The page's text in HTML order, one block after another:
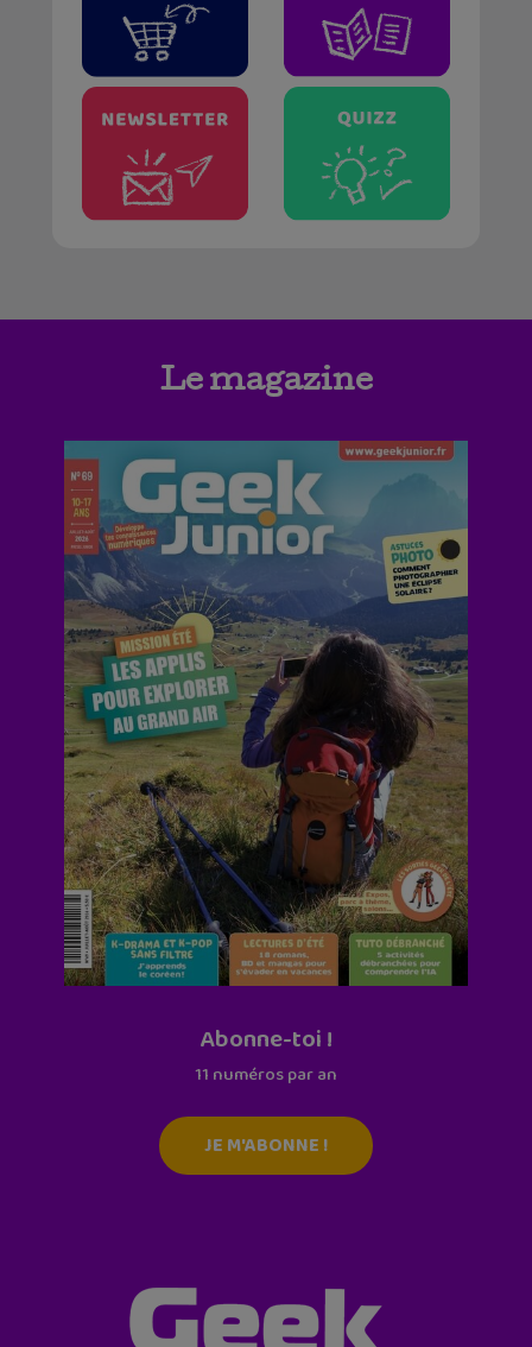
Le magazine
Abonne-toi !
11 numéros par an
JE M'ABONNE !